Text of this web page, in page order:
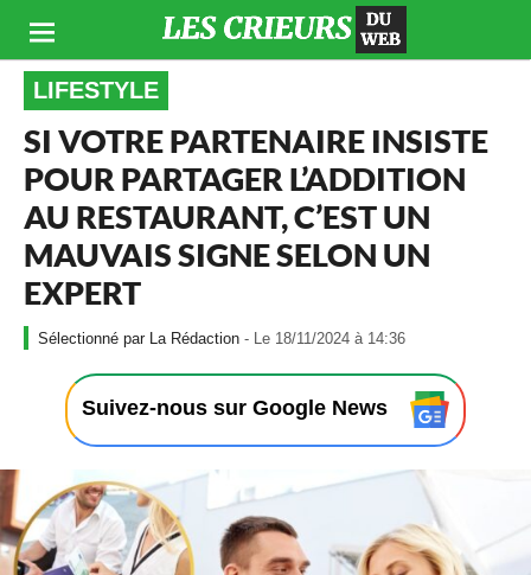
LIFESTYLE
SI VOTRE PARTENAIRE INSISTE
POUR PARTAGER L’ADDITION
AU RESTAURANT, C’EST UN
MAUVAIS SIGNE SELON UN
EXPERT
La Rédaction - Le 18/11/2024 à 14:36
1
/
1
2
0
Suivez-nous sur Google News